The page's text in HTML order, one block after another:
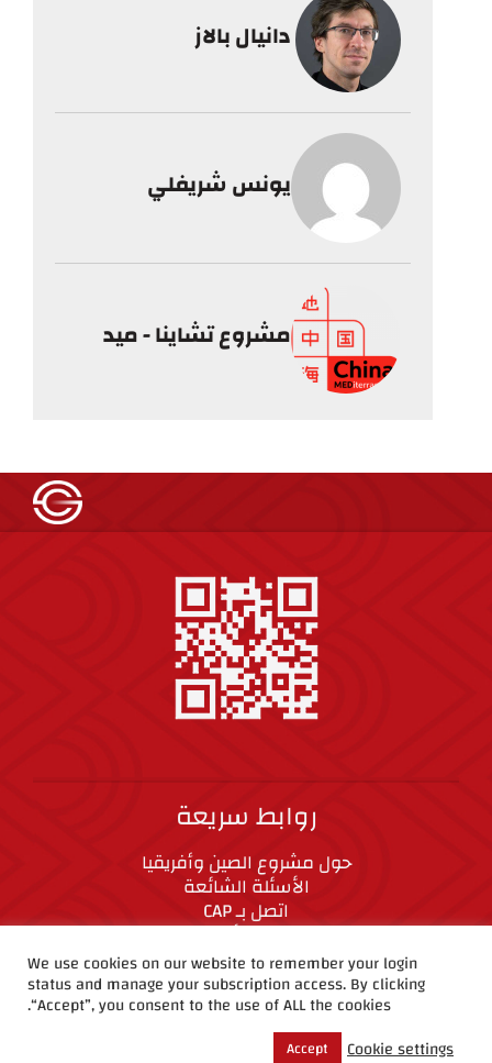
دانيال بالاز
يونس شريفلي
مشروع تشاينا - ميد
روابط سريعة
حول مشروع الصين وأفريقيا
الأسئلة الشائعة
اتصل بـ CAP
المعايير الأخلاقية
We use cookies on our website to remember your login
status and manage your subscription access. By clicking
“Accept”, you consent to the use of ALL the cookies.
Cookie settings
Accept